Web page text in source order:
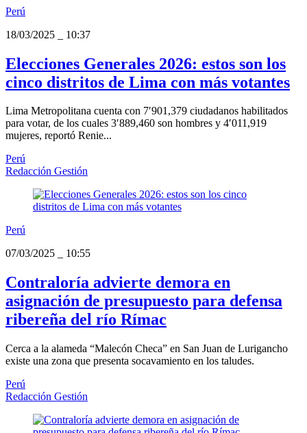
Perú
18/03/2025
10:37
Elecciones Generales 2026: estos son los
cinco distritos de Lima con más votantes
Lima Metropolitana cuenta con 7′901,379 ciudadanos habilitados
para votar, de los cuales 3′889,460 son hombres y 4′011,919
mujeres, reportó Renie...
Perú
Redacción Gestión
Perú
07/03/2025
10:55
Contraloría advierte demora en
asignación de presupuesto para defensa
ribereña del río Rímac
Cerca a la alameda “Malecón Checa” en San Juan de Lurigancho
existe una zona que presenta socavamiento en los taludes.
Perú
Redacción Gestión